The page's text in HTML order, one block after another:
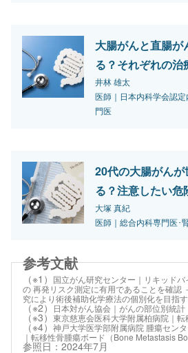
大腸がんと直腸
る？それぞれの
井林 雄太
医師｜日本内科学会認
門医
20代の大腸がん
る？注意したい危
大塚 真紀
医師｜総合内科専門医･
（※1） 国立がん研究センター｜リキッド
の 再発リスク測定に有用であることを確認
究により術後補助化学療法の個別化を目指す
（※2）日本対がん協会｜がんの部位別統計
（※3） 東京慈恵会医科大学附属柏病院｜
（※4） 神戸大学医学部附属病院 腫瘍セン
｜転移性骨腫瘍ボード（Bone Metastasis
参照日：2024年7月